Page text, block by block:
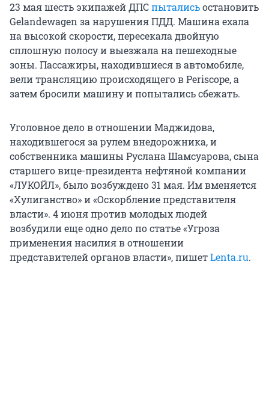
23 мая шесть экипажей ДПСпыталисьостановить
Gelandewagen за нарушения ПДД. Машина ехала
на высокой скорости, пересекала двойную
сплошную полосу и выезжала на пешеходные
зоны. Пассажиры, находившиеся в автомобиле,
вели трансляцию происходящего в Periscope, а
затем бросили машину и попытались сбежать.
Уголовное дело в отношении Маджидова,
находившегося за рулем внедорожника, и
собственника машины Руслана Шамсуарова, сына
старшего вице-президента нефтяной компании
«ЛУКОЙЛ», было возбуждено 31 мая. Им вменяется
«Хулиганство» и «Оскорбление представителя
власти». 4 июня против молодых людей
возбудили еще одно дело по статье «Угроза
применения насилия в отношении
представителей органов власти», пишетLenta.ru.